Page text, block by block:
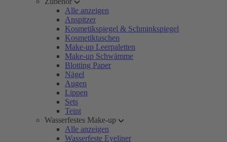
Alle anzeigen
Anspitzer
Kosmetikspiegel & Schminkspiegel
Kosmetiktaschen
Make-up Leerpaletten
Make-up Schwämme
Blotting Paper
Nägel
Augen
Lippen
Sets
Teint
Wasserfestes Make-up
Alle anzeigen
Wasserfeste Eyeliner